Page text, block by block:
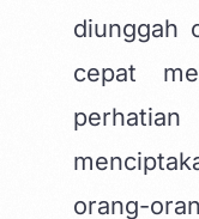
diunggah
cepat
orang-